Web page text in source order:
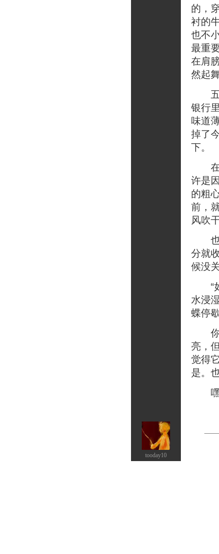
tooday10
的，
衬的
也不
最重
在肩
然起
五
银行
味道
掉了
下。
在
许是
的粗
前，
风吹
也
分就
候没
“如
水浸
蝶停
你
亮，
觉得
是。
嘿